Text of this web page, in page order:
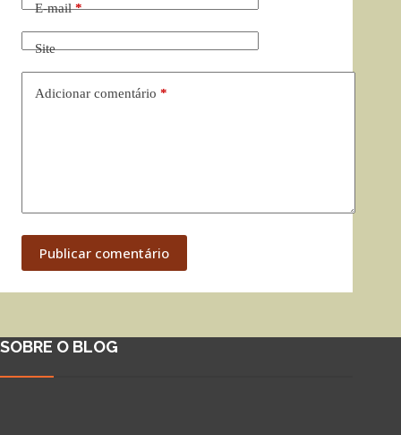
E-mail*
Site
Adicionar comentário *
Publicar comentário
SOBRE O BLOG